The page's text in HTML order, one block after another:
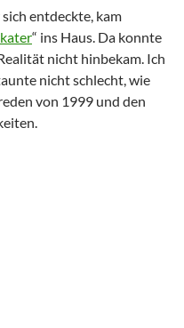
entdeckte, kam
“ ins Haus. Da konnte
nicht hinbekam. Ich
nicht schlecht, wie
von 1999 und den